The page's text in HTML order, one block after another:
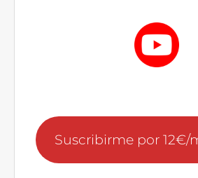
Suscribirme por 12€/